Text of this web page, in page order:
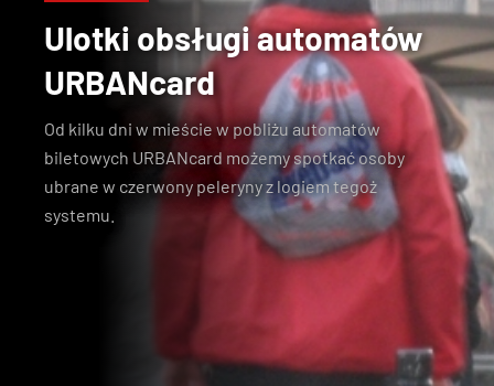
Ulotki obsługi automatów
URBANcard
Od kilku dni w mieście w pobliżu automatów
biletowych URBANcard możemy spotkać osoby
ubrane w czerwony peleryny z logiem tegoż
systemu.